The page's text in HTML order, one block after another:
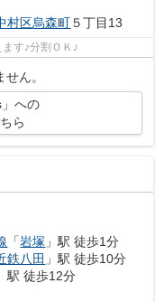
村区烏森町５丁目13
す♪分割ＯＫ♪
ん。
」への
ら
「岩塚 」駅 徒歩1分
鉄八田 」駅 徒歩10分
」駅 徒歩12分